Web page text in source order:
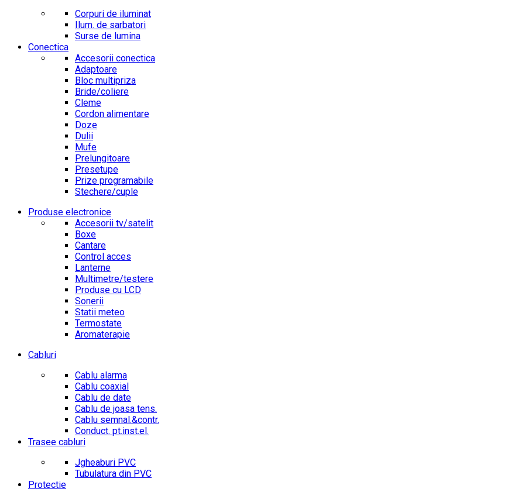
Corpuri de iluminat
Ilum. de sarbatori
Surse de lumina
Conectica
Accesorii conectica
Adaptoare
Bloc multipriza
Bride/coliere
Cleme
Cordon alimentare
Doze
Dulii
Mufe
Prelungitoare
Presetupe
Prize programabile
Stechere/cuple
Produse electronice
Accesorii tv/satelit
Boxe
Cantare
Control acces
Lanterne
Multimetre/testere
Produse cu LCD
Sonerii
Statii meteo
Termostate
Aromaterapie
Cabluri
Cablu alarma
Cablu coaxial
Cablu de date
Cablu de joasa tens.
Cablu semnal.&contr.
Conduct. pt.inst.el.
Trasee cabluri
Jgheaburi PVC
Tubulatura din PVC
Protectie